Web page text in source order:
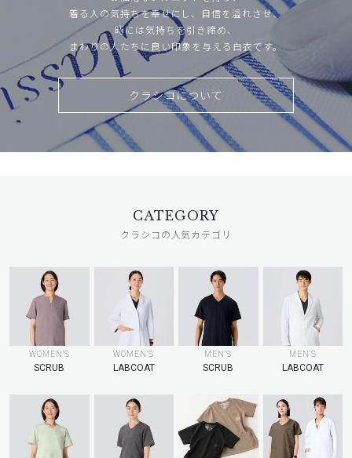
着る人の気持ちを幸せにし、自信を溢れさせ、
時には気持ちを引き締め、
まわりの人たちに良い印象を与える白衣です。
クラシコについて
CATEGORY
クラシコの人気カテゴリ
WOMEN’S
SCRUB
WOMEN’S
LABCOAT
MEN’S
SCRUB
MEN’S
LABCOAT